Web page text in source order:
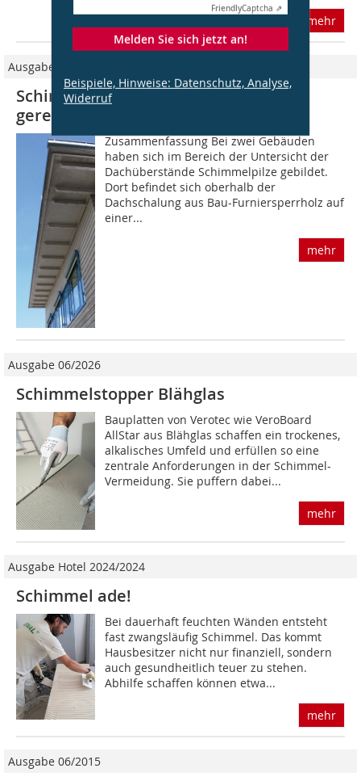
FriendlyCaptcha ⇗
Melden Sie sich jetzt an!
Beispiele, Hinweise: Datenschutz, Analyse,
Widerruf
mehr
Ausgabe 04/2011
Schimmelpilze Schaden trotz regel­
gerechter Ausführung
Zusammenfassung Bei zwei Gebäuden
haben sich im Bereich der Untersicht der
Dachüberstände Schimmelpilze gebildet.
Dort befindet sich oberhalb der
Dachschalung aus Bau-Furniersperrholz auf
einer...
mehr
Ausgabe 06/2026
Schimmelstopper Blähglas
Bauplatten von Verotec wie VeroBoard
AllStar aus Blähglas schaffen ein trockenes,
alkalisches Umfeld und erfüllen so eine
zentrale Anforderungen in der Schimmel-
Vermeidung. Sie puffern dabei...
mehr
Ausgabe Hotel 2024/2024
Schimmel ade!
Bei dauerhaft feuchten Wänden entsteht
fast zwangsläufig Schimmel. Das kommt
Hausbesitzer nicht nur finanziell, sondern
auch gesundheitlich teuer zu stehen.
Abhilfe schaffen können etwa...
mehr
Ausgabe 06/2015